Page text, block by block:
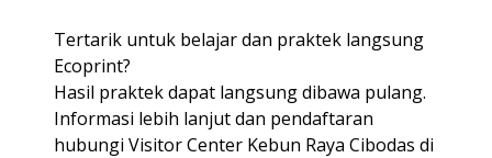
Tertarik untuk belajar dan praktek langsung
Ecoprint?
Hasil praktek dapat langsung dibawa pulang.
Informasi lebih lanjut dan pendaftaran
hubungi Visitor Center Kebun Raya Cibodas di